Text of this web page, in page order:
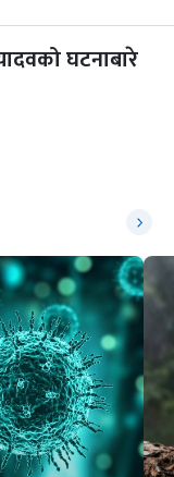
घटनाबारे